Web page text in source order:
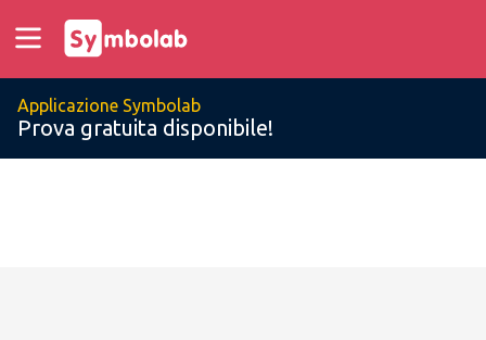
Applicazione Symbolab
Prova gratuita disponibile!